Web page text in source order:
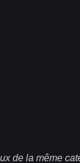
de la même